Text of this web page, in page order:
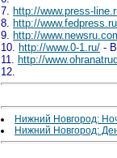
7.
http://www.press-
8.
http://
9.
http://
10.
http://www.0-1.ru/ -
11.
http://
12.
Нижний Новгород:
Нижний Новгород: